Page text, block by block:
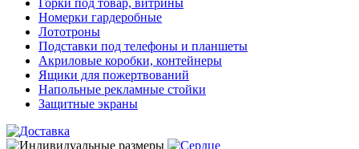
Горки под товар, витрины
Номерки гардеробные
Лототроны
Подставки под телефоны и планшеты
Акриловые коробки, контейнеры
Ящики для пожертвований
Напольные рекламные стойки
Защитные экраны